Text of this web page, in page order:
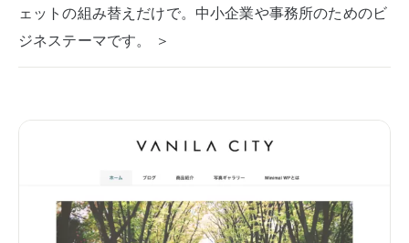
ェットの組み替えだけで。中小企業や事務所のためのビ
ジネステーマです。 ＞